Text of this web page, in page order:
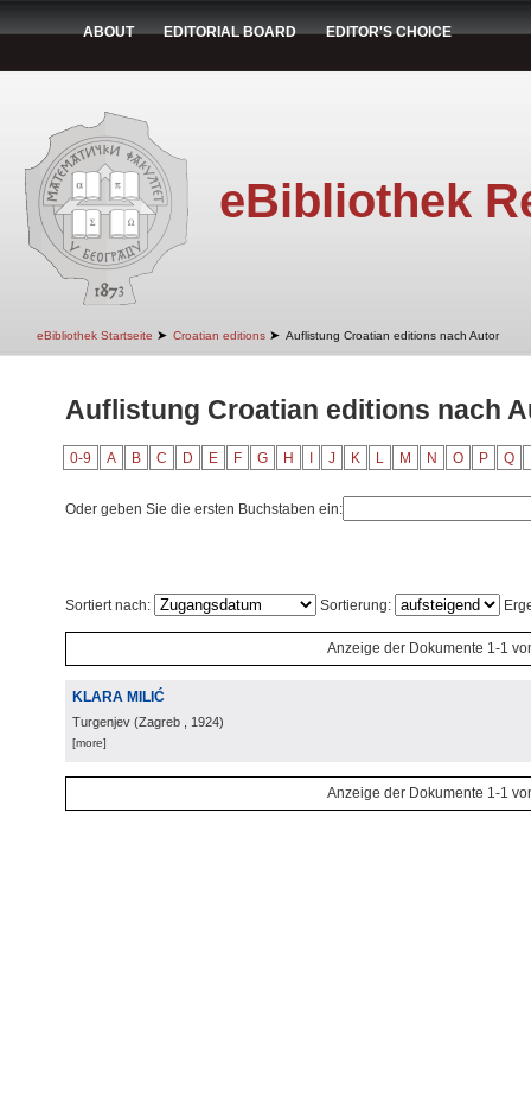
ABOUT EDITORIAL BOARD EDITOR'S CHOICE
eBibliothek
eBibliothek Startseite ➤ Croatian editions ➤ Auflistung Croatian editions nach Autor
Auflistung Croatian editions nach
0-9 A B C D E F G H J K L M N O P Q
Oder geben Sie die ersten Buchstaben ein:
Sortiert nach: Sortierung:
Anzeige der Dokumente 1-1
KLARA MILIĆ
Turgenjev (Zagreb , 1924)
[more]
Anzeige der Dokumente 1-1